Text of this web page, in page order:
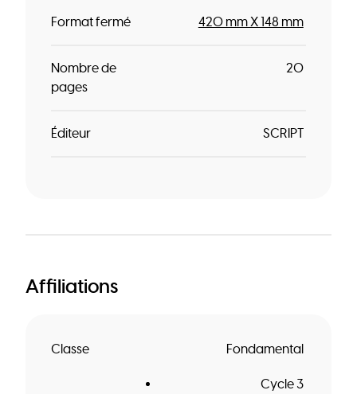
Format fermé 420 mm X 148 mm
Nombre de
pages
20
Éditeur SCRIPT
Affiliations
Classe Fondamental
Cycle 3